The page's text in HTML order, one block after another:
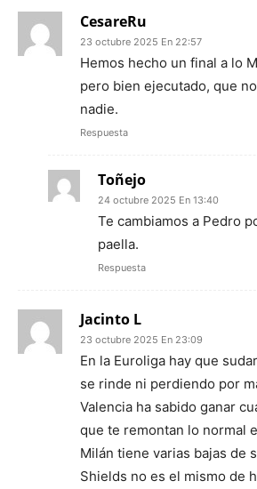
CesareRu
23 octubre 2025 En 22:57
Hemos hecho un final a lo
pero bien ejecutado, que
nadie.
Respuesta
Toñejo
24 octubre 2025 En 13:40
Te cambiamos a Pedro
paella.
Respuesta
Jacinto L
23 octubre 2025 En 23:09
En la Euroliga hay que
se rinde ni perdiendo por
Valencia ha sabido ganar
que te remontan lo normal
Milán tiene varias bajas de
Shields no es el mismo de